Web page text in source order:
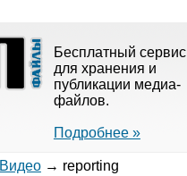
Бесплатный сервис
для хранения и
публикации медиа-
файлов.
Подробнее »
Видео→ reporting